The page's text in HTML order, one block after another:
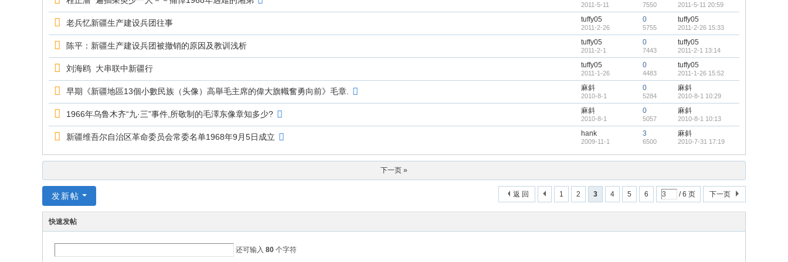
2011-5-11 7550 2011-5-11 20:59
老兵忆新疆生产建设兵团往事 tuffy05
2011-2-26
0
5755
tuffy05
2011-2-26 15:33
陈平：新疆生产建设兵团被撤销的原因及教训浅析 tuffy05
2011-2-1
0
7443
tuffy05
2011-2-1 13:14
刘海鸥 大串联中新疆行 tuffy05
2011-1-26
0
4483
tuffy05
2011-1-26 15:52
早期《新疆地區13個小數民族（头像）高舉毛主席的偉大旗幟奮勇向前》毛章. 麻斜
2010-8-1
0
5284
麻斜
2010-8-1 10:29
1966年乌鲁木齐“九·三”事件,所敬制的毛澤东像章知多少? 麻斜
2010-8-1
0
5057
麻斜
2010-8-1 10:13
新疆维吾尔自治区革命委员会常委名单1968年9月5日成立 hank
2009-11-1
3
6500
麻斜
2010-7-31 17:19
下一页 »
1 2 3 4 5 6 / 6 页 下一页
返 回
发新帖
快速发帖
还可输入 80 个字符